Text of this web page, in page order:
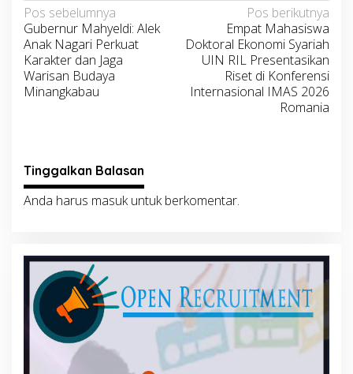
Navigasi
pos
Pos sebelumnya
Gubernur Mahyeldi: Alek
Anak Nagari Perkuat
Karakter dan Jaga
Warisan Budaya
Minangkabau
Pos berikutnya
Empat Mahasiswa
Doktoral Ekonomi Syariah
UIN RIL Presentasikan
Riset di Konferensi
Internasional IMAS 2026
Romania
Tinggalkan Balasan
Anda harus masukuntuk berkomentar.